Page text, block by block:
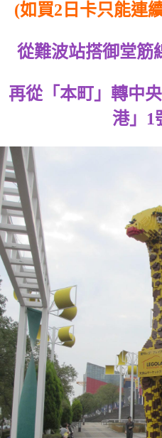
(如買2日卡只能連
從難波站搭御堂筋
再從「本町」轉中
港」1